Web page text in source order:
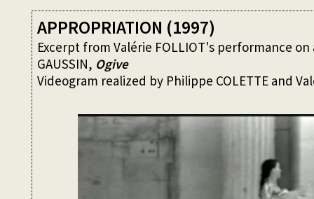
APPROPRIATION (1997)
Excerpt from Valérie FOLLIOT's performance
GAUSSIN, Ogive
Videogram realized by Philippe COLETTE and